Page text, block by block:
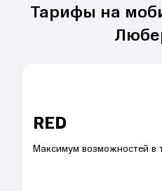
Тарифы на
RED
Максимум возможностей в